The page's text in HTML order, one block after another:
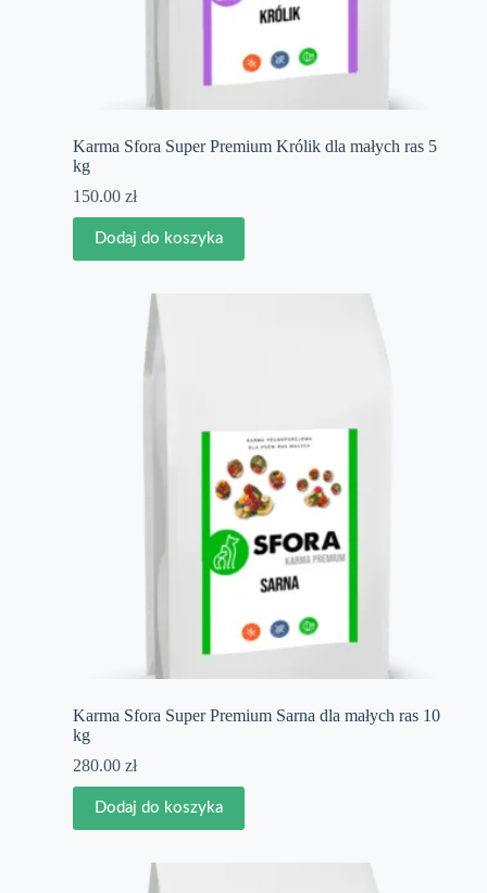
Karma Sfora Super Premium Królik dla małych ras 5
kg
150.00 zł
Dodaj do koszyka
Karma Sfora Super Premium Sarna dla małych ras 10
kg
280.00 zł
Dodaj do koszyka